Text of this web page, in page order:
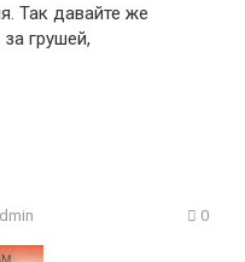
Так давайте же
грушей,
0